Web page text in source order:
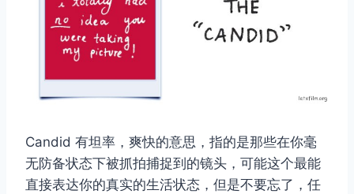
Candid 有坦率，爽快的意思，指的是那些在你毫
无防备状态下被抓拍捕捉到的镜头，可能这个最能
直接表达你的真实的生活状态，但是不要忘了，任